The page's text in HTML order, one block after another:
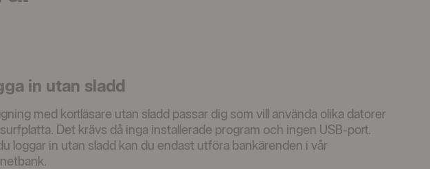
in utan sladd
med kortläsare utan sladd passar dig som vill använda olika datorer
Det krävs då inga installerade program och ingen USB-port.
loggar in utan sladd kan du endast utföra bankärenden i vår